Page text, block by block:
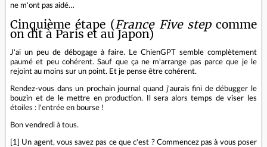
ne m'ont pas aidé…
Cinquième étape (France Five stepcomme
on dit à Paris et au Japon)
J'ai un peu de débogage à faire. Le ChienGPT semble complètement
paumé et peu cohérent. Sauf que ça ne m'arrange pas parce que je le
rejoint au moins sur un point. Et je pense être cohérent.
Rendez-vous dans un prochain journal quand j'aurais fini de débugger le
bouzin et de le mettre en production. Il sera alors temps de viser les
étoiles : l'entrée en bourse !
Bon vendredi à tous.
[1] Un agent, vous savez pas ce que c'est ? Commencez pas à vous poser